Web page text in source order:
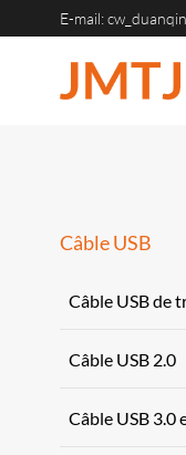
E-mail:
Câble USB
Câble USB de
Câble USB 2.0
Câble USB 3.0